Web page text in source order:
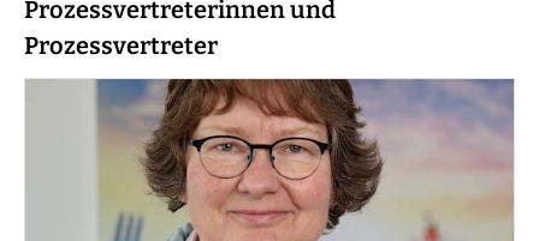
Prozessvertreterinnen und
Prozessvertreter